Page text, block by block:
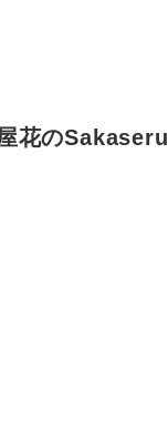
花のSakaseru